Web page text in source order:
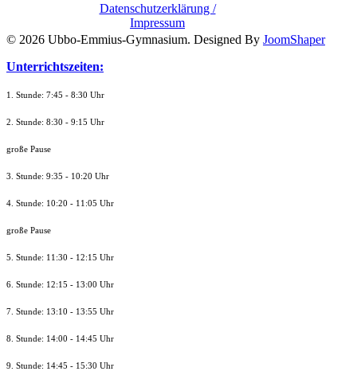
Datenschutzerklärung /
Impressum
© 2026 Ubbo-Emmius-Gymnasium. Designed By JoomShaper
Unterrichtszeiten:
1. Stunde: 7:45 - 8:30 Uhr
2. Stunde: 8:30 - 9:15 Uhr
große Pause
3. Stunde: 9:35 - 10:20 Uhr
4. Stunde: 10:20 - 11:05 Uhr
große Pause
5. Stunde: 11:30 - 12:15 Uhr
6. Stunde: 12:15 - 13:00 Uhr
7. Stunde: 13:10 - 13:55 Uhr
8. Stunde: 14:00 - 14:45 Uhr
9. Stunde: 14:45 - 15:30 Uhr